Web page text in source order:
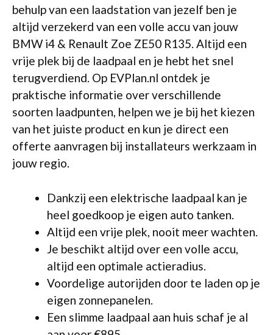
behulp van een laadstation van jezelf ben je
altijd verzekerd van een volle accu van jouw
BMW i4 & Renault Zoe ZE50 R135. Altijd een
vrije plek bij de laadpaal en je hebt het snel
terugverdiend. Op EVPlan.nl ontdek je
praktische informatie over verschillende
soorten laadpunten, helpen we je bij het kiezen
van het juiste product en kun je direct een
offerte aanvragen bij installateurs werkzaam in
jouw regio.
Dankzij een elektrische laadpaal kan je
heel goedkoop je eigen auto tanken.
Altijd een vrije plek, nooit meer wachten.
Je beschikt altijd over een volle accu,
altijd een optimale actieradius.
Voordelige autorijden door te laden op je
eigen zonnepanelen.
Een slimme laadpaal aan huis schaf je al